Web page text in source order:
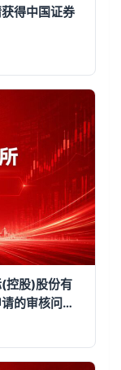
得中国证券
控股)股份有
的审核问询